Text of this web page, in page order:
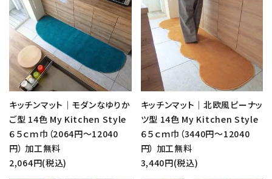
キッチンマット｜モダンなゆりか
ご型 14色 My Kitchen Style
６５ｃｍ巾（2064円～12040
円） 加工無料
2,064円(税込)
キッチンマット｜北欧風ピーナッ
ツ型 14色 My Kitchen Style
６５ｃｍ巾（3440円～12040
円） 加工無料
3,440円(税込)